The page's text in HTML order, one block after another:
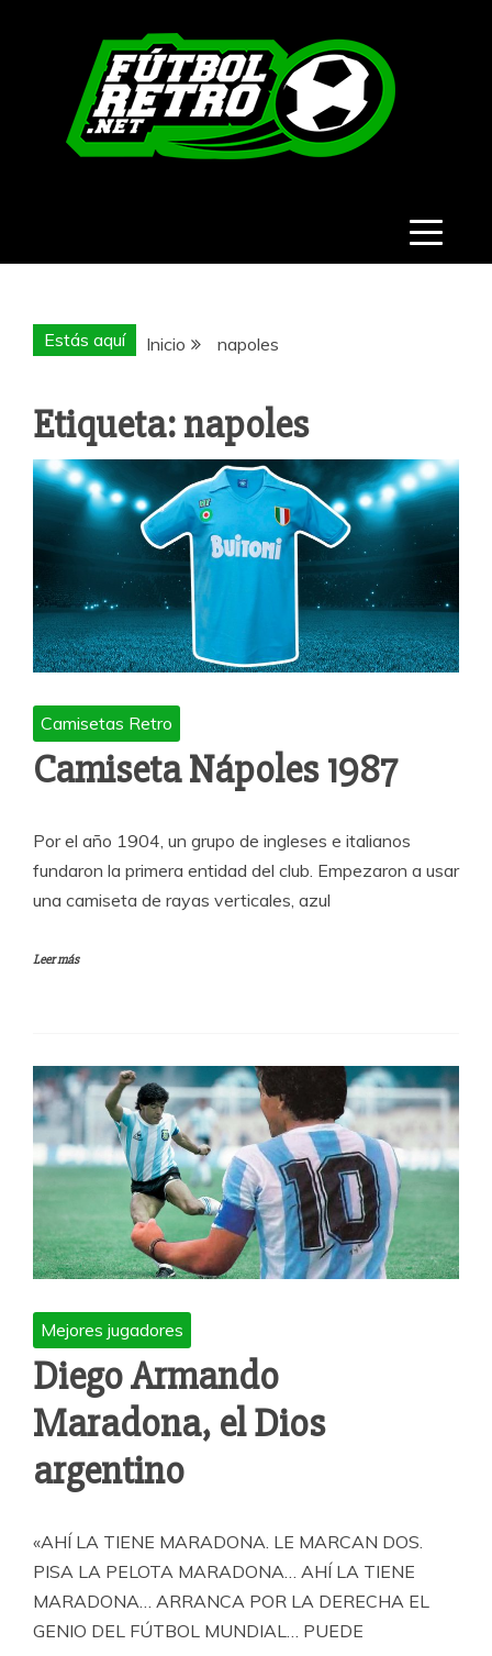
RETRO
Estás aquí Inicio napoles
Etiqueta:napoles
Camisetas Retro
Camiseta Nápoles 1987
Por el año 1904, un grupo de ingleses e italianos
fundaron la primera entidad del club. Empezaron a usar
una camiseta de rayas verticales, azul
Leer más
Mejores jugadores
Diego Armando
Maradona, el Dios
argentino
«AHÍ LA TIENE MARADONA. LE MARCAN DOS.
PISA LA PELOTA MARADONA… AHÍ LA TIENE
MARADONA… ARRANCA POR LA DERECHA EL
GENIO DEL FÚTBOL MUNDIAL… PUEDE